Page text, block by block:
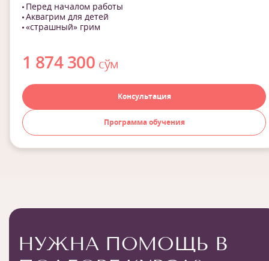
Перед началом работы
Аквагрим для детей
«страшный» грим
1 874 300 сўм
Консультация
Программа обучения
НУЖНА ПОМОЩЬ В